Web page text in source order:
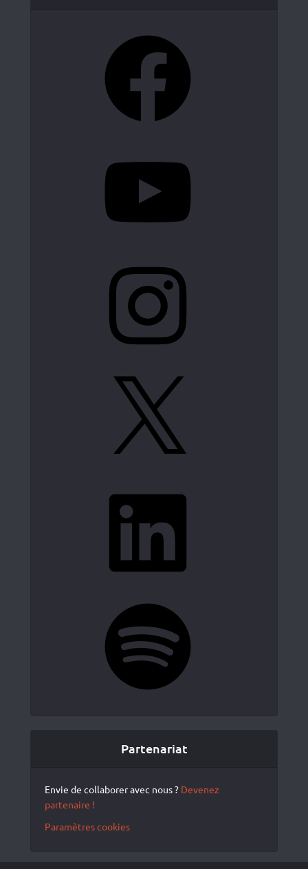
Partenariat
Envie de collaborer avec nous ? Devenez
partenaire !
Paramètres cookies